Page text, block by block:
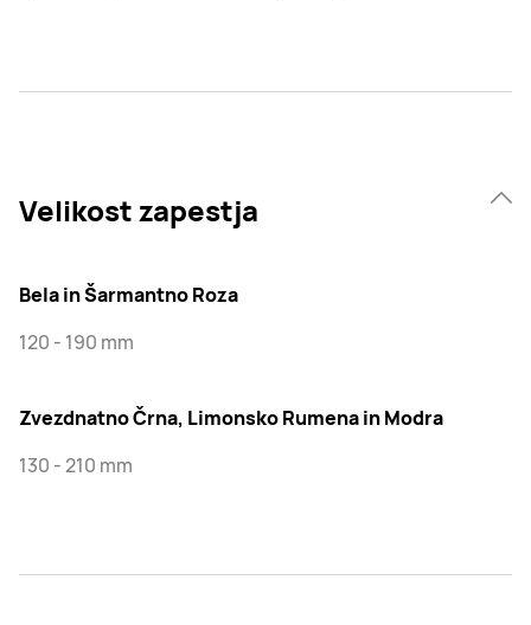
Velikost zapestja
Bela in Šarmantno Roza
120 - 190 mm
Zvezdnatno Črna, Limonsko Rumena in Modra
130 - 210 mm